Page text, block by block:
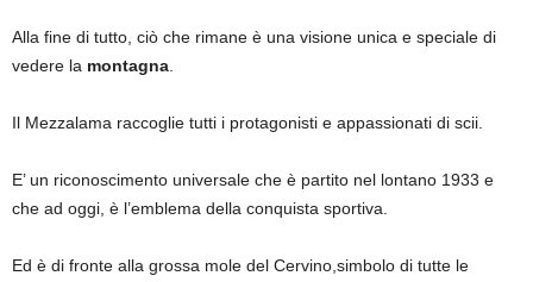
Alla fine di tutto, ciò che rimane è una visione unica e speciale di
vedere la montagna
Il Mezzalama raccoglie tutti i protagonisti e appassionati di scii.
E’ un riconoscimento universale che è partito nel lontano 1933 e
che ad oggi, è l’emblema della conquista sportiva.
Ed è di fronte alla grossa mole del Cervino,simbolo di tutte le